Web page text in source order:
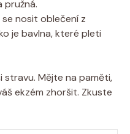
pružná.
se nosit oblečení​ z
je bavlna, které pleti
stravu. Mějte na paměti,‌
ekzém zhoršit. ‍Zkuste